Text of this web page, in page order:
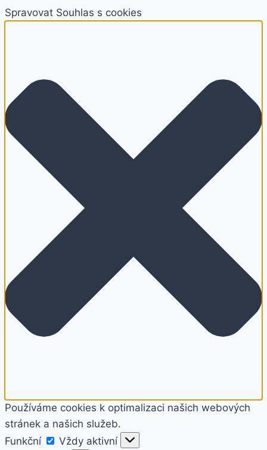
Spravovat Souhlas s cookies
Používáme cookies k optimalizaci našich webových
stránek a našich služeb.
Funkční
Funkční
Vždy aktivní